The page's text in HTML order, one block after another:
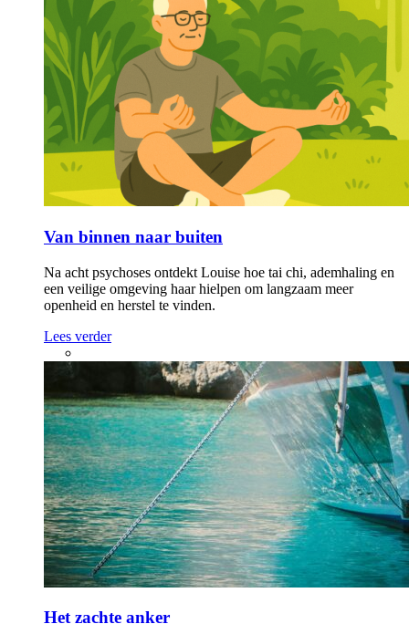
Van binnen naar buiten
Na acht psychoses ontdekt Louise hoe tai chi, ademhaling en
een veilige omgeving haar hielpen om langzaam meer
openheid en herstel te vinden.
Lees verder
Het zachte anker